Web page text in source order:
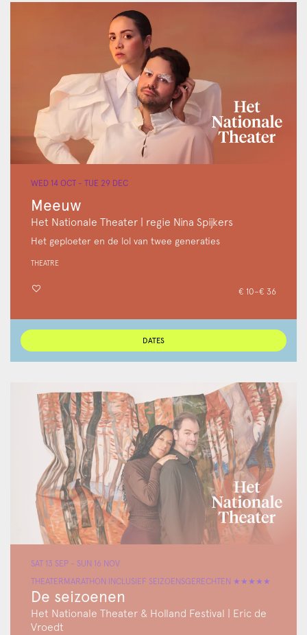
Meeuw
Het Nationale Theater | regie Nina Spijkers
WED 14 OCT - TUE 29 DEC
Het geploeter en de lol van twee generaties
THEATRE
€ 10–€ 36
DATES
De seizoenen
Het Nationale Theater & Holland Festival | Eric de
Vroedt
THEATERMARATHON INCLUSIEF SEIZOENSGERECHTEN ★★★★★
SAT 13 SEP - SUN 16 NOV